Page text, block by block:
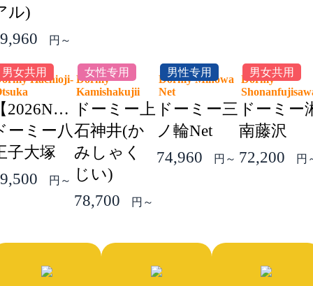
ル)
円～
男女共用
Hachioji-
2026NEW】
ーミー八
子大塚
円～
女性专用
Dormy
Kamishakujii
ドーミー上
石神井(か
みしゃく
じい)
78,700
円～
男性专用
Dormy Minowa
Net
ドーミー三
ノ輪Net
74,960
円～
男女共用
Dormy
ドーミー
南藤沢
72,200
円